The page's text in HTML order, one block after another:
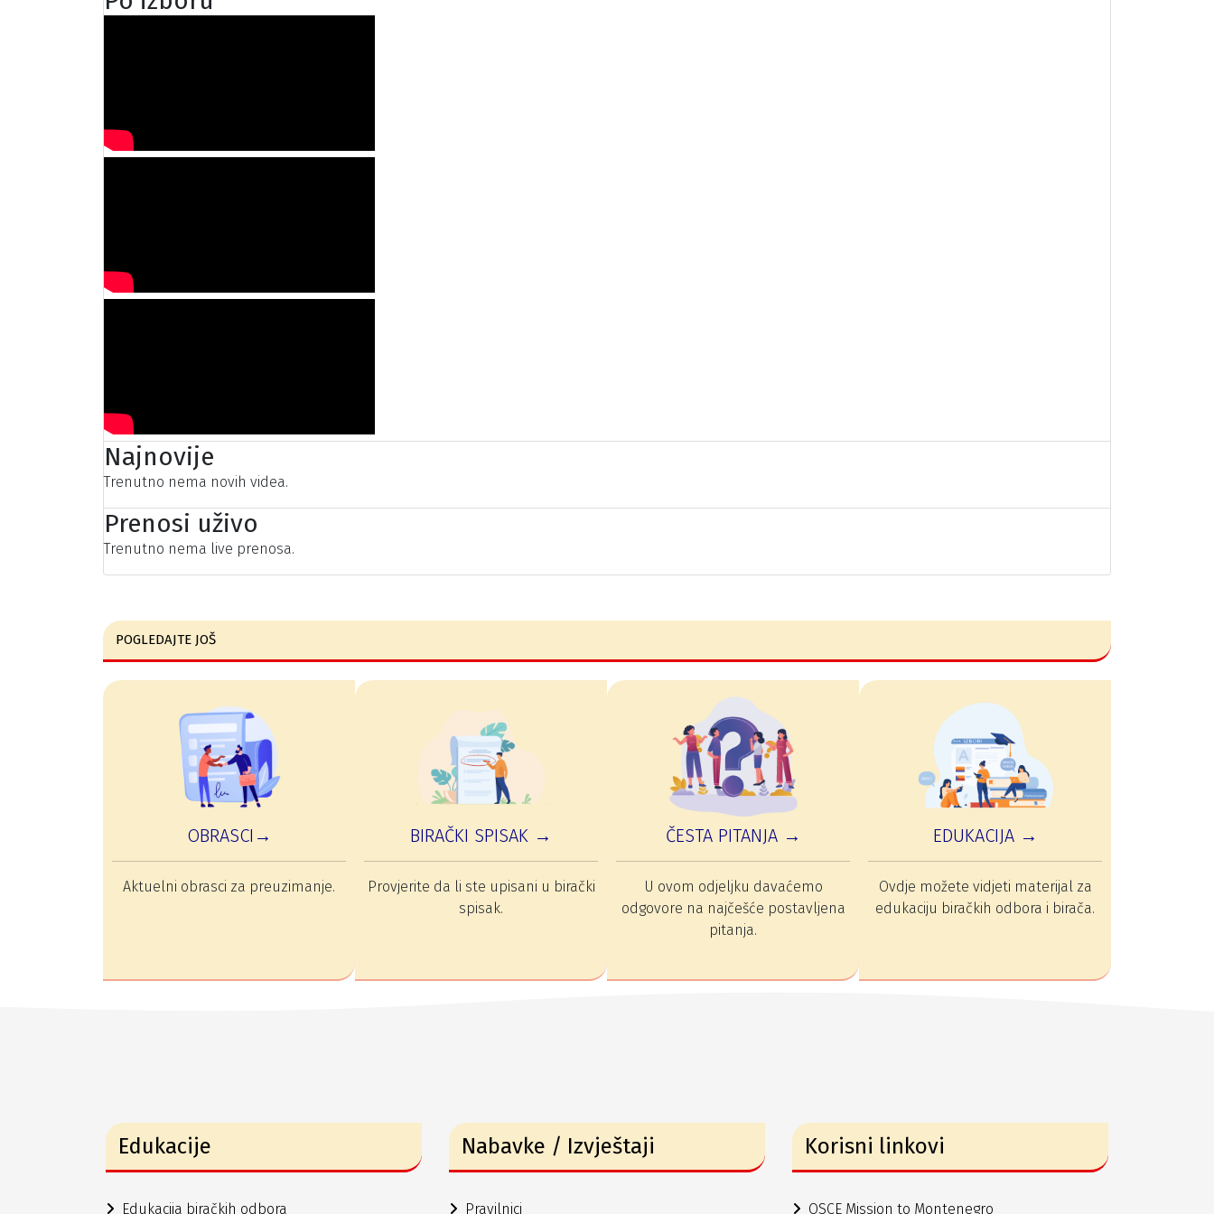
Najnovije
Trenutno nema novih videa.
Prenosi uživo
Trenutno nema live prenosa.
POGLEDAJTE JOŠ
OBRASCI→
Aktuelni obrasci za preuzimanje.
BIRAČKI SPISAK →
Provjerite da li ste upisani u birački
spisak.
ČESTA PITANJA →
U ovom odjeljku davaćemo
odgovore na najčešće postavljena
pitanja.
EDUKACIJA →
Ovdje možete vidjeti materijal za
edukaciju biračkih odbora i birača.
Edukacije
Edukacija biračkih odbora
Nabavke / Izvještaji
Pravilnici
Korisni linkovi
OSCE Mission to Montenegro